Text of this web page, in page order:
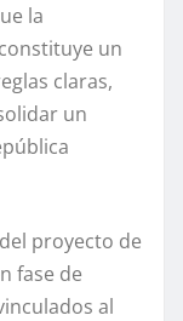
la
un
claras,
un
proyecto de
fase de
al